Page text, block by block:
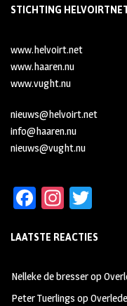
STICHTING
www.helvoirt.net
www.haaren.nu
www.vught.nu
nieuws@helvoirt.net
info@haaren.nu
nieuws@vught.nu
Fa
b
oo
k
In
ag
m
tt
LAATSTE REACTIES
Nelleke de bresserop
Peter Tuerlings op